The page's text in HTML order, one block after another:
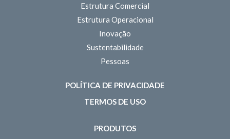
Estrutura Comercial
Estrutura Operacional
Inovação
Sustentabilidade
Pessoas
POLÍTICA DE PRIVACIDADE
TERMOS DE USO
PRODUTOS